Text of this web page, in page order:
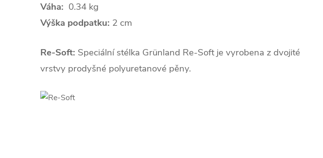
Váha: 0.34 kg
Výška podpatku: 2 cm
Re-Soft: Speciální stélka Grünland Re-Soft je vyrobena z dvojité
vrstvy prodyšné polyuretanové pěny.